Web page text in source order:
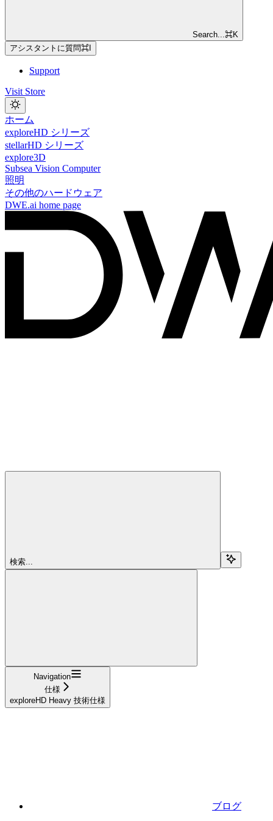
Search...⌘K
アシスタントに質問⌘
Support
Visit Store
ホーム
exploreHD シリーズ
stellarHD シリーズ
explore3D
Subsea Vision Computer
照明
その他のハードウェア
DWE.ai home page
検索...
Navigation
仕様
exploreHD Heavy 技術仕様
ブログ